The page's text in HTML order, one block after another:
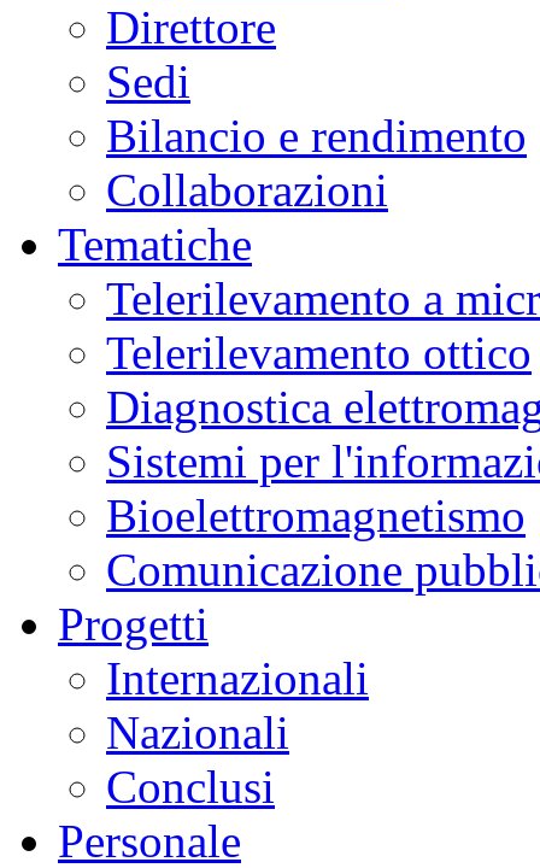
Direttore
Sedi
Bilancio e rendimento
Collaborazioni
Tematiche
Telerilevamento a
Telerilevamento ottico
Diagnostica
Sistemi per
Bioelettromagnetismo
Comunicazione
Progetti
Internazionali
Nazionali
Conclusi
Personale